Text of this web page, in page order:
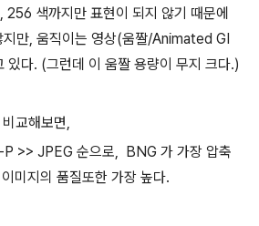
256 색까지만 표현이 되지 않기 때문에
지만, 움직이는 영상(움짤/Animated GI
있다. (그런데 이 움짤 용량이 무지 크다.)
교해보면,
>> JPEG 순으로, BNG 가 가장 압축
미지의 품질또한 가장 높다.